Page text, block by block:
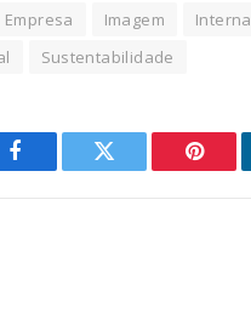
Empresa Imagem
Sustentabilidade
Facebook Twitter